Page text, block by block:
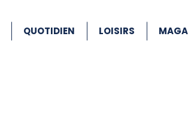
QUOTIDIEN LOISIRS